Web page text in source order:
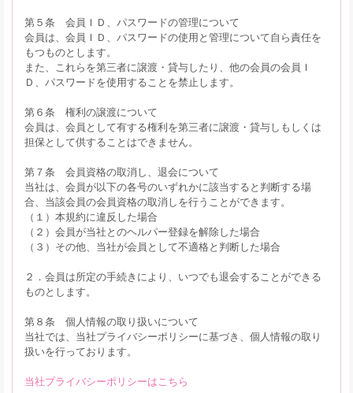
第５条 会員ＩＤ、パスワードの管理について
会員は、会員ＩＤ、パスワードの使用と管理について自ら責任を
もつものとします。
また、これらを第三者に譲渡・貸与したり、他の会員の会員Ｉ
Ｄ、パスワードを使用することを禁止します。
第６条 権利の譲渡について
会員は、会員として有する権利を第三者に譲渡・貸与しもしくは
担保として供することはできません。
第７条 会員資格の取消し、退会について
当社は、会員が以下の各号のいずれかに該当すると判断する場
合、当該会員の会員資格の取消しを行うことができます。
（１）本規約に違反した場合
（２）会員が当社とのヘルパー登録を解除した場合
（３）その他、当社が会員として不適格と判断した場合
２．会員は所定の手続きにより、いつでも退会することができる
ものとします。
第８条 個人情報の取り扱いについて
当社では、当社プライバシーポリシーに基づき、個人情報の取り
扱いを行っております。
当社プライバシーポリシーはこちら